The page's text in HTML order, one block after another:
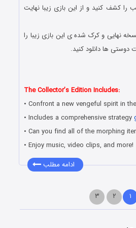
کشف کنید و از این بازی زیبا نهایت
نهایی و کرک شده ی این بازی زیبا را
دوستی ها دانلود کنید.
The Collector’s Edition Includes:
• Confront a new vengeful spirit in
• Includes a comprehensive strategy
• Can you find all of the morphing
• Enjoy music, video clips, and more!
ادامه مطلب
۱ ۲ ۳